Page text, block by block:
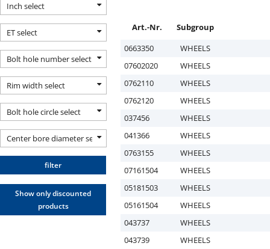
Art.-Nr.
Subgroup
0663350
WHEELS
07602020
WHEELS
0762110
WHEELS
0762120
WHEELS
037456
WHEELS
041366
WHEELS
0763155
WHEELS
07161504
WHEELS
05181503
WHEELS
05161504
WHEELS
043737
WHEELS
043739
WHEELS
Inch select
ET select
Bolt hole number select
Rim width select
Bolt hole circle select
Center bore diameter select
filter
Show only discounted
products